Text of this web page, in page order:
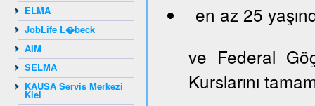
ELMA
JobLife L�beck
AIM
SELMA
KAUSA Servis Merkezi
Kiel
en az 25
ve Federal
Kurslarını